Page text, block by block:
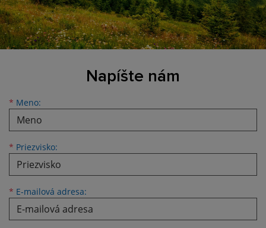
Napíšte nám
* Meno:
Meno
* Priezvisko:
Priezvisko
* E-mailová adresa:
E-mailová adresa